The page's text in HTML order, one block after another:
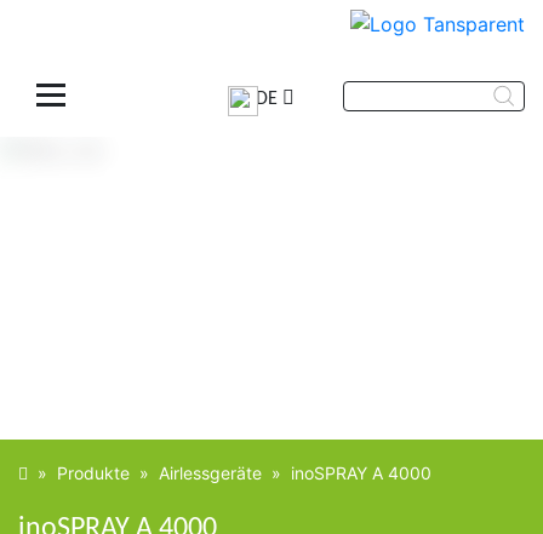
DE
» Produkte » Airlessgeräte » inoSPRAY A 4000